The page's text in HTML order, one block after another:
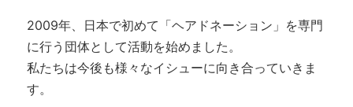
2009年、日本で初めて「ヘアドネーション」を専門
に行う団体として活動を始めました。
私たちは今後も様々なイシューに向き合っていきま
す。